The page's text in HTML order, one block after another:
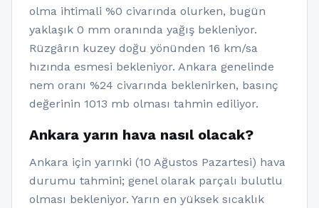
olma ihtimali %0 civarında olurken, bugün
yaklaşık 0 mm oranında yağış bekleniyor.
Rüzgârın kuzey doğu yönünden 16 km/sa
hızında esmesi bekleniyor. Ankara genelinde
nem oranı %24 civarında beklenirken, basınç
değerinin 1013 mb olması tahmin ediliyor.
Ankara yarın hava nasıl olacak?
Ankara için yarınki (10 Ağustos Pazartesi) hava
durumu tahmini; genel olarak parçalı bulutlu
olması bekleniyor. Yarın en yüksek sıcaklık